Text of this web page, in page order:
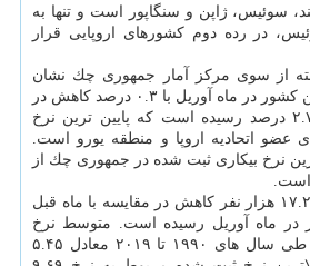
سوئیس، ژاپن و سنگاپور است و تنها به
در رده دوم كشورهای اروپایی قرار
از سوی مركز آمار جمهوری چك نشان
داده است نرخ بیكاری این كشور در ماه آوریل با ۰.۳ درصد كاهش در
مقایسه با ماه قبل به ۲.۷ درصد رسیده است كه پایین ترین نرخ
عضو اتحادیه اروپا و منطقه یورو است.
نرخ بیكاری ثبت شده در جمهوری چك از
شمار بی كاران چكی با ۱۷.۲ هزار نفر كاهش در مقایسه با ماه قبل
هزار و ۸۰۰ نفر در ماه آوریل رسیده است. متوسط نرخ
بیكاری در جمهوری چك طی سال های ۱۹۹۰ تا ۲۰۱۹ معادل ۵.۴۵